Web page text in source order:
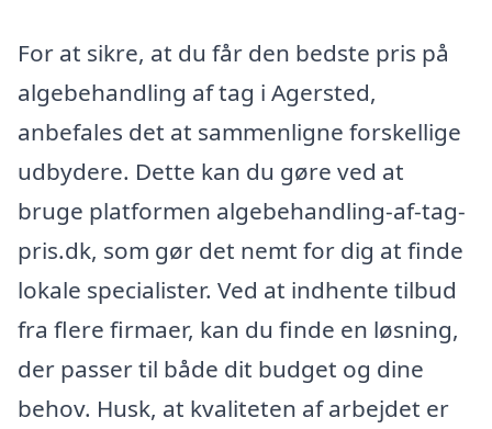
For at sikre, at du får den bedste pris på
algebehandling af tag i Agersted,
anbefales det at sammenligne forskellige
udbydere. Dette kan du gøre ved at
bruge platformen algebehandling-af-tag-
pris.dk, som gør det nemt for dig at finde
lokale specialister. Ved at indhente tilbud
fra flere firmaer, kan du finde en løsning,
der passer til både dit budget og dine
behov. Husk, at kvaliteten af arbejdet er